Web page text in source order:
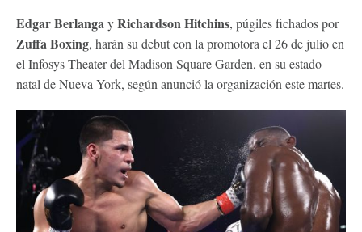
Edgar BerlangayRichardson Hitchins, púgiles fichados por
Zuffa Boxing, harán su debut con la promotora el 26 de julio en
el Infosys Theater del Madison Square Garden, en su estado
natal de Nueva York, según anunció la organización este martes.